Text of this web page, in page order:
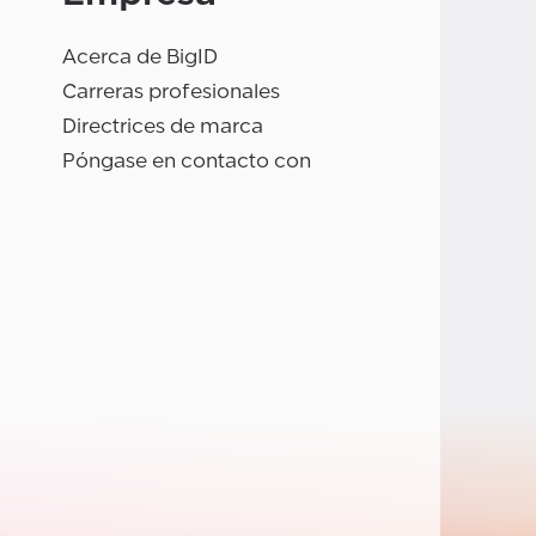
Acerca de BigID
Carreras profesionales
Directrices de marca
Póngase en contacto con